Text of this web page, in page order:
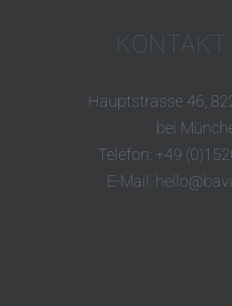
KONTAKT
Hauptstrasse 46,
bei
Telefon: +49
E-Mail: